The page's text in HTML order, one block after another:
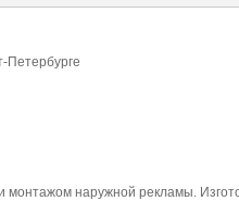
Петербурге
наружной рекламы.